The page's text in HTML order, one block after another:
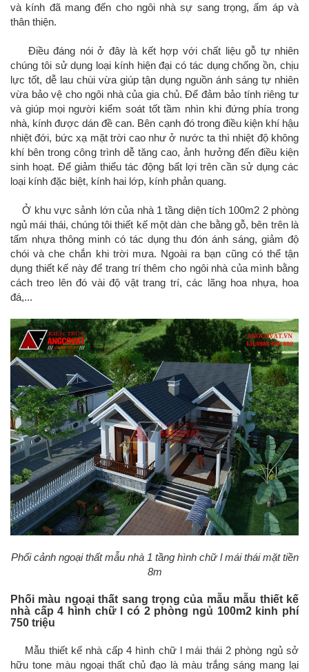
và kính đã mang đến cho ngôi nhà sự sang trọng, ấm áp và
thân thiện.
Điều đáng nói ở đây là kết hợp với chất liệu gỗ tự nhiên
chúng tôi sử dụng loại kính hiện đại có tác dụng chống ồn, chịu
lực tốt, dễ lau chùi vừa giúp tận dụng nguồn ánh sáng tự nhiên
vừa bảo vệ cho ngôi nhà của gia chủ. Để đảm bảo tính riêng tư
và giúp mọi người kiểm soát tốt tầm nhìn khi đứng phía trong
nhà, kính được dán đề can. Bên cạnh đó trong điều kiện khí hậu
nhiệt đới, bức xạ mặt trời cao như ở nước ta thì nhiệt độ không
khí bên trong công trình dễ tăng cao, ảnh hưởng đến điều kiện
sinh hoạt. Để giảm thiểu tác động bất lợi trên cần sử dụng các
loại kính đặc biệt, kính hai lớp, kính phản quang.
Ở khu vực sảnh lớn của nhà 1 tầng diện tích 100m2 2 phòng
ngủ mái thái, chúng tôi thiết kế một dàn che bằng gỗ, bên trên là
tấm nhựa thông minh có tác dụng thu đón ánh sáng, giảm độ
chói và che chắn khi trời mưa. Ngoài ra bạn cũng có thể tận
dụng thiết kế này để trang trí thêm cho ngôi nhà của mình bằng
cách treo lên đó vài độ vật trang trí, các lãng hoa nhựa, hoa
đá,...
Phối cảnh ngoại thất mẫu nhà 1 tầng hình chữ l mái thái mặt tiền
8m
Phối màu ngoại thất sang trọng của mẫu mẫu thiết kế
nhà cấp 4 hình chữ l có 2 phòng ngủ 100m2 kinh phí
750 triệu
Mẫu thiết kế nhà cấp 4 hình chữ l mái thái 2 phòng ngủ sở
hữu tone màu ngoại thất chủ đạo là màu trắng sáng mang lại